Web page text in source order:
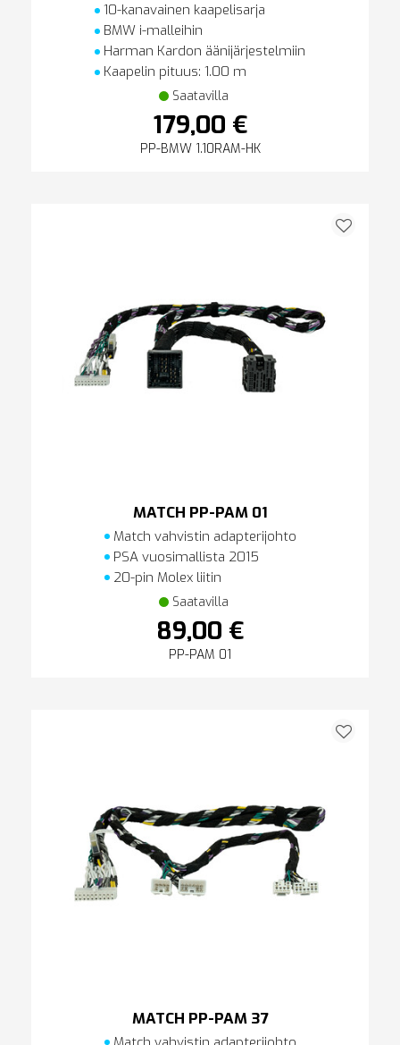
10-kanavainen kaapelisarja
BMW i-malleihin
Harman Kardon äänijärjestelmiin
Kaapelin pituus: 1.00 m
Saatavilla
179,00 €
PP-BMW 1.10RAM-HK
MATCH PP-PAM 01
Match vahvistin adapterijohto
PSA vuosimallista 2015
20-pin Molex liitin
Saatavilla
89,00 €
PP-PAM 01
MATCH PP-PAM 37